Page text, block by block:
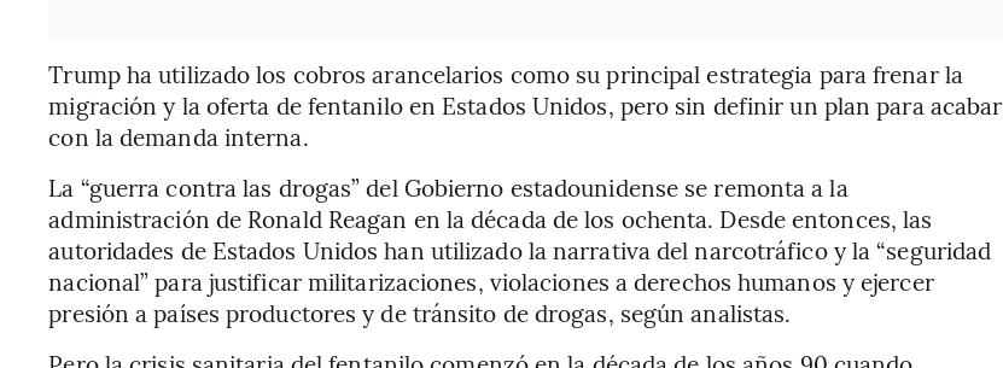
Trump ha utilizado los cobros arancelarios como su principal estrategia para frenar la
migración y la oferta de fentanilo en Estados Unidos, pero sin definir un plan para acabar
con la demanda interna.
La “guerra contra las drogas” del Gobierno estadounidense se remonta a la
administración de Ronald Reagan en la década de los ochenta. Desde entonces, las
autoridades de Estados Unidos han utilizado la narrativa del narcotráfico y la “seguridad
nacional” para justificar militarizaciones, violaciones a derechos humanos y ejercer
presión a países productores y de tránsito de drogas, según analistas.